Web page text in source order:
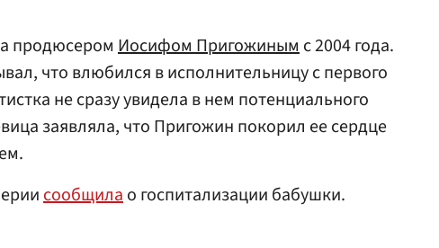
продюсером Иосифом Пригожинымс 2004 года.
что влюбился в исполнительницу с первого
не сразу увидела в нем потенциального
заявляла, что Пригожин покорил ее сердце
сообщилао госпитализации бабушки.